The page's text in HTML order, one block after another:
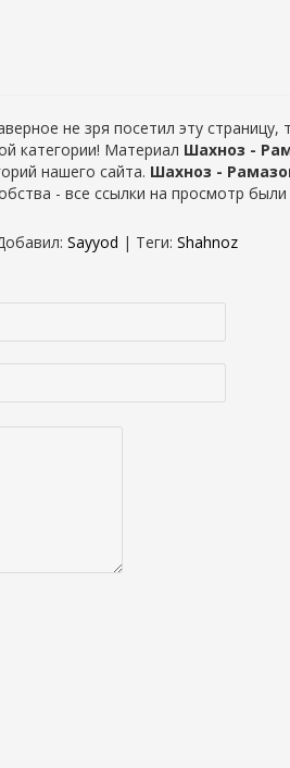
не зря посетил эту
категории! Материал Шахноз -
нашего сайта. Шахноз -
- все ссылки на просмотр
: Sayyod | Теги: Shahnoz